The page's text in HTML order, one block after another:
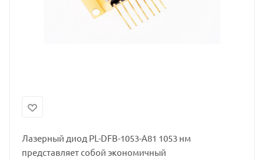
Лазерный диод PL-DFB-1053-A81 1053 нм
представляет собой экономичный